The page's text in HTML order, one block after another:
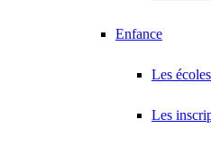
Enfance
Les
Les